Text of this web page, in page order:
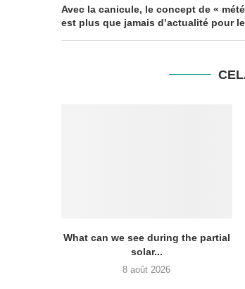
Avec la canicule, le concept de «
est plus que jamais d’actualité pour
What can we see during the partial
solar...
8 août 2026